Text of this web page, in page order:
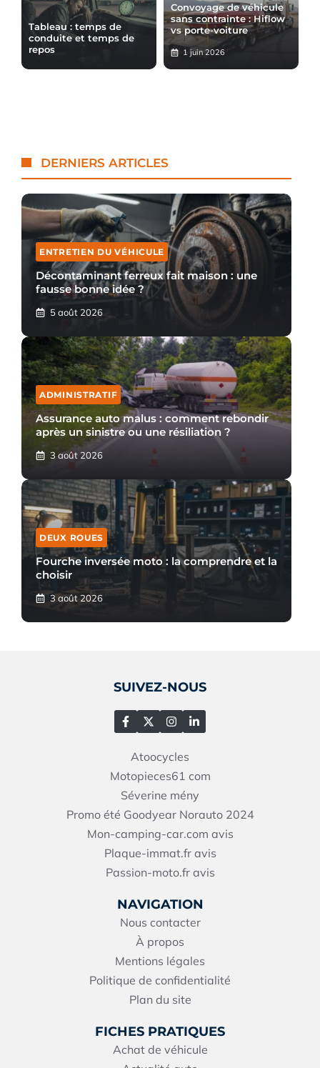
Tableau : temps de
conduite et temps de
repos
Convoyage de véhicule
sans contrainte : Hiflow
vs porte-voiture
1 juin 2026
DERNIERS ARTICLES
ENTRETIEN DU VÉHICULE
Décontaminant ferreux fait maison : une
fausse bonne idée ?
5 août 2026
ADMINISTRATIF
Assurance auto malus : comment rebondir
après un sinistre ou une résiliation ?
3 août 2026
DEUX ROUES
Fourche inversée moto : la comprendre et la
choisir
3 août 2026
FICHES PRATIQUES
Achat de véhicule
NAVIGATION
Nous contacter
À propos
Mentions légales
Politique de confidentialité
Plan du site
SUIVEZ-NOUS
Atoocycles
Motopieces61 com
Séverine mény
Promo été Goodyear Norauto 2024
Mon-camping-car.com avis
Plaque-immat.fr avis
Passion-moto.fr avis